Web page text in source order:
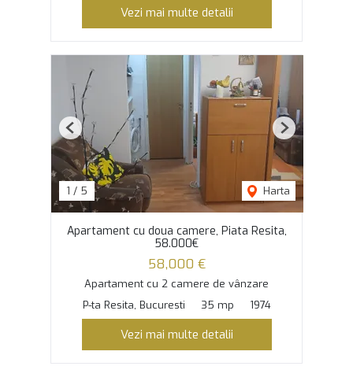
Vezi mai multe detalii
1 / 5 Harta
Previous Next
Apartament cu doua camere, Piata Resita,
58.000€
58,000 €
Apartament cu 2 camere de vânzare
P-ta Resita, Bucuresti
35 mp 1974
Vezi mai multe detalii